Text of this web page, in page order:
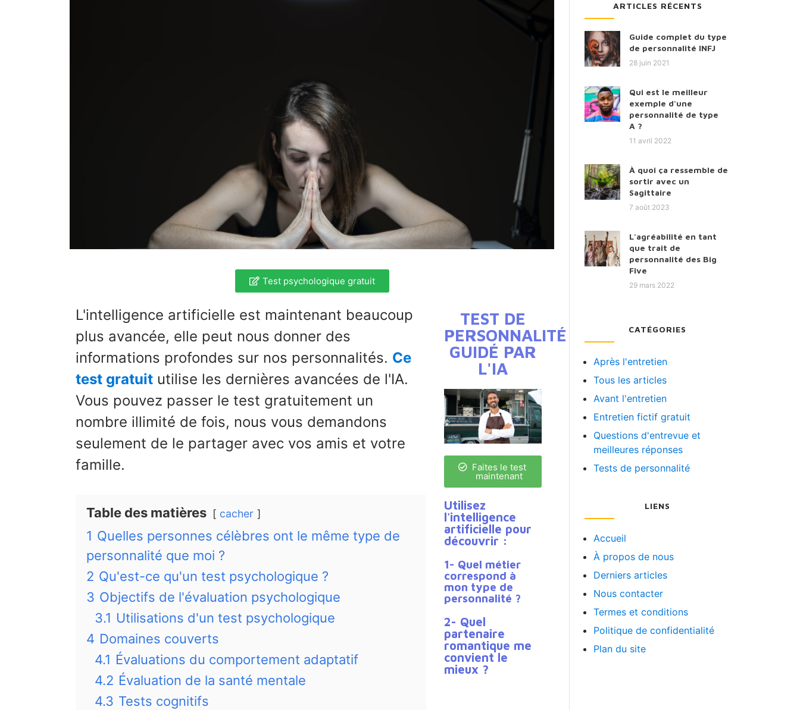
Test psychologique gratuit
L'intelligence artificielle est maintenant beaucoup
plus avancée, elle peut nous donner des
informations profondes sur nos personnalités. Ce
test gratuit utilise les dernières avancées de l'IA.
Vous pouvez passer le test gratuitement un
nombre illimité de fois, nous vous demandons
seulement de le partager avec vos amis et votre
famille.
Table des matières cacher
1 Quelles personnes célèbres ont le même type de
personnalité que moi ?
2 Qu'est-ce qu'un test psychologique ?
3 Objectifs de l'évaluation psychologique
3.1 Utilisations d'un test psychologique
4 Domaines couverts
4.1 Évaluations du comportement adaptatif
4.2 Évaluation de la santé mentale
4.3 Tests cognitifs
TEST DE
PERSONNALITÉ
GUIDÉ PAR
L'IA
Faites le test
maintenant
Utilisez
l'intelligence
artificielle pour
découvrir :
1- Quel métier
correspond à
mon type de
personnalité ?
2- Quel
partenaire
romantique me
convient le
mieux ?
ARTICLES RÉCENTS
Guide complet du type
de personnalité INFJ
28 juin 2021
Qui est le meilleur
exemple d'une
personnalité de type
A ?
11 avril 2022
À quoi ça ressemble de
sortir avec un
Sagittaire
7 août 2023
L'agréabilité en tant
que trait de
personnalité des Big
Five
29 mars 2022
CATÉGORIES
Après l'entretien
Tous les articles
Avant l'entretien
Entretien fictif gratuit
Questions d'entrevue et
meilleures réponses
Tests de personnalité
LIENS
Accueil
À propos de nous
Derniers articles
Nous contacter
Termes et conditions
Politique de confidentialité
Plan du site